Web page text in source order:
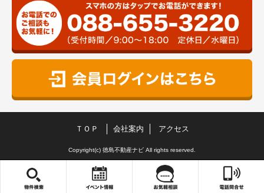
ＴＯＰ 会社案内 アクセス
Copyright(c) 徳島不動産ナビ All rights reserved.